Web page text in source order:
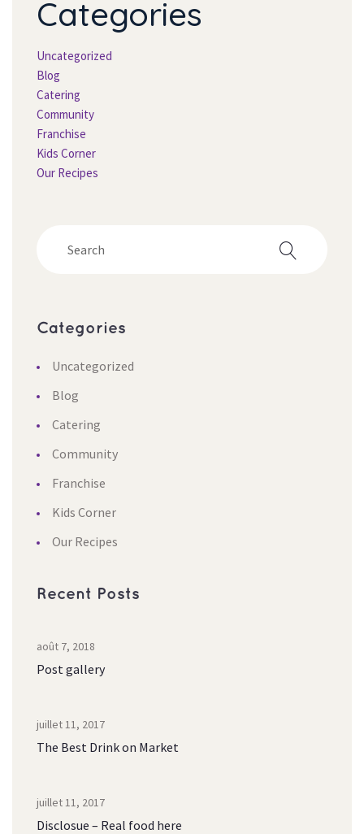
Categorie
Uncategorized
Blog
Catering
Community
Franchise
Kids Corner
Our Recipe
Categorie
Uncategorized
Blog
Catering
Community
Franchise
Kids Corner
Our Recipe
Recent Post
août 7, 2018
Post gallery
juillet 11, 2017
The Best Drink on Market
juillet 11, 2017
Disclosue – Real food here